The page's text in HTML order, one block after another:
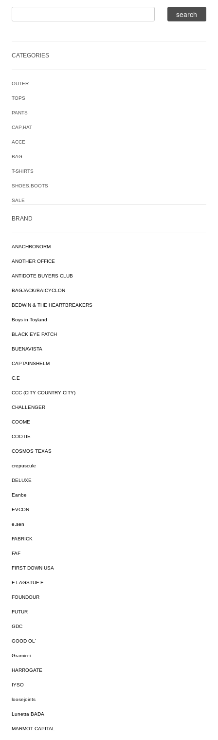
CATEGORIES
OUTER
TOPS
PANTS
CAP,HAT
ACCE
BAG
T-SHIRTS
SHOES,BOOTS
SALE
BRAND
ANACHRONORM
ANOTHER OFFICE
ANTIDOTE BUYERS CLUB
BAGJACK/BAICYCLON
BEDWIN & THE HEARTBREAKERS
Boys in Toyland
BLACK EYE PATCH
BUENAVISTA
CAPTAINSHELM
C.E
CCC (CITY COUNTRY CITY)
CHALLENGER
COOME
COOTIE
COSMOS TEXAS
crepuscule
DELUXE
Eanbe
EVCON
e.sen
FABRICK
FAF
FIRST DOWN USA
F-LAGSTUF-F
FOUNDOUR
FUTUR
GDC
GOOD OL'
Gramicci
HARROGATE
IYSO
loosejoints
Lunetta BADA
MARMOT CAPITAL